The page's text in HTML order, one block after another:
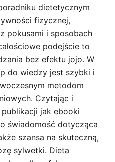
dietetycznym
fizycznej,
pokusami i sposobach
podejście to
bez efektu jojo. W
do wiedzy jest szybki i
metodom
Czytając i
jak ebooki
świadomość dotycząca
szansa na skuteczną,
sylwetki. Dieta